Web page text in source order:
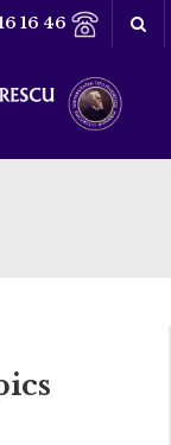
16 46